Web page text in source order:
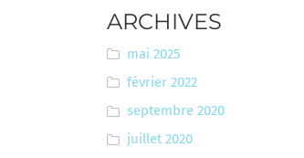
ARCHIVES
mai 2025
février 2022
septembre 2020
juillet 2020